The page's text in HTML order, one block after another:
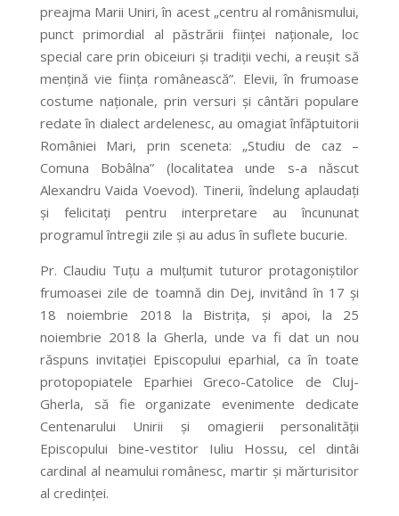
preajma Marii Uniri, în acest „centru al românismului,
punct primordial al păstrării ființei naționale, loc
special care prin obiceiuri și tradiții vechi, a reușit să
mențină vie ființa românească”. Elevii, în frumoase
costume naționale, prin versuri și cântări populare
redate în dialect ardelenesc, au omagiat înfăptuitorii
României Mari, prin sceneta: „Studiu de caz –
Comuna Bobâlna” (localitatea unde s-a născut
Alexandru Vaida Voevod). Tinerii, îndelung aplaudați
și felicitați pentru interpretare au încununat
programul întregii zile și au adus în suflete bucurie.
Pr. Claudiu Tuțu a mulțumit tuturor protagoniștilor
frumoasei zile de toamnă din Dej, invitând în 17 și
18 noiembrie 2018 la Bistrița, și apoi, la 25
noiembrie 2018 la Gherla, unde va fi dat un nou
răspuns invitației Episcopului eparhial, ca în toate
protopopiatele Eparhiei Greco-Catolice de Cluj-
Gherla, să fie organizate evenimente dedicate
Centenarului Unirii și omagierii personalității
Episcopului bine-vestitor Iuliu Hossu, cel dintâi
cardinal al neamului românesc, martir și mărturisitor
al credinței.